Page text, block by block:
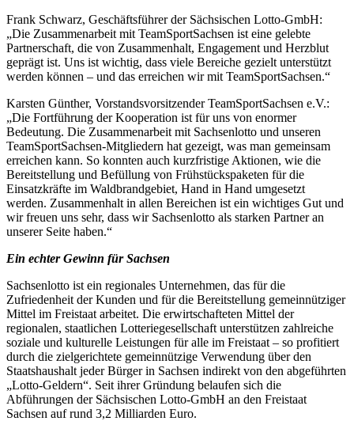
Frank Schwarz, Geschäftsführer der Sächsischen Lotto-GmbH:
„Die Zusammenarbeit mit TeamSportSachsen ist eine gelebte
Partnerschaft, die von Zusammenhalt, Engagement und Herzblut
geprägt ist. Uns ist wichtig, dass viele Bereiche gezielt unterstützt
werden können – und das erreichen wir mit TeamSportSachsen.“
Karsten Günther, Vorstandsvorsitzender TeamSportSachsen e.V.:
„Die Fortführung der Kooperation ist für uns von enormer
Bedeutung. Die Zusammenarbeit mit Sachsenlotto und unseren
TeamSportSachsen-Mitgliedern hat gezeigt, was man gemeinsam
erreichen kann. So konnten auch kurzfristige Aktionen, wie die
Bereitstellung und Befüllung von Frühstückspaketen für die
Einsatzkräfte im Waldbrandgebiet, Hand in Hand umgesetzt
werden. Zusammenhalt in allen Bereichen ist ein wichtiges Gut und
wir freuen uns sehr, dass wir Sachsenlotto als starken Partner an
unserer Seite haben.“
Ein echter Gewinn für Sachsen
Sachsenlotto ist ein regionales Unternehmen, das für die
Zufriedenheit der Kunden und für die Bereitstellung gemeinnütziger
Mittel im Freistaat arbeitet. Die erwirtschafteten Mittel der
regionalen, staatlichen Lotteriegesellschaft unterstützen zahlreiche
soziale und kulturelle Leistungen für alle im Freistaat – so profitiert
durch die zielgerichtete gemeinnützige Verwendung über den
Staatshaushalt jeder Bürger in Sachsen indirekt von den abgeführten
„Lotto-Geldern“. Seit ihrer Gründung belaufen sich die
Abführungen der Sächsischen Lotto-GmbH an den Freistaat
Sachsen auf rund 3,2 Milliarden Euro.